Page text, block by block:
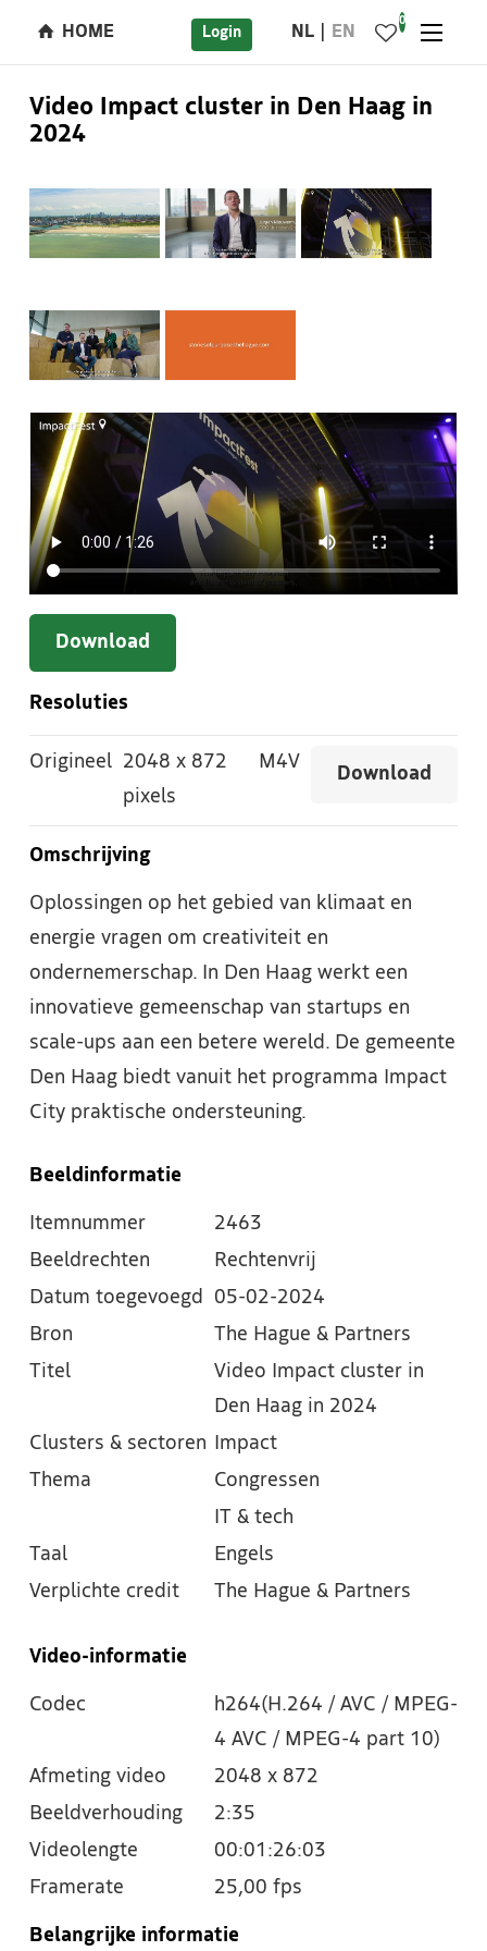
HOME Login NL EN
0
Video Impact cluster in Den Haag in
2024
Download
Resoluties
Origineel 2048 x 872
pixels
M4V
Download
Omschrijving
Oplossingen op het gebied van klimaat en
energie vragen om creativiteit en
ondernemerschap. In Den Haag werkt een
innovatieve gemeenschap van startups en
scale-ups aan een betere wereld. De gemeente
Den Haag biedt vanuit het programma Impact
City praktische ondersteuning.
Beeldinformatie
Itemnummer
2463
Beeldrechten
Rechtenvrij
Datum toegevoegd
05-02-2024
Bron
The Hague & Partners
Titel
Video Impact cluster in
Den Haag in 2024
Clusters & sectoren Impact
Thema
Congressen
IT & tech
Taal
Engels
Verplichte credit
The Hague & Partners
Video-informatie
Codec
h264(H.264 / AVC / MPEG-
4 AVC / MPEG-4 part 10)
Afmeting video
2048 x 872
Beeldverhouding
2:35
Videolengte
00:01:26:03
Framerate
25,00 fps
Belangrijke informatie